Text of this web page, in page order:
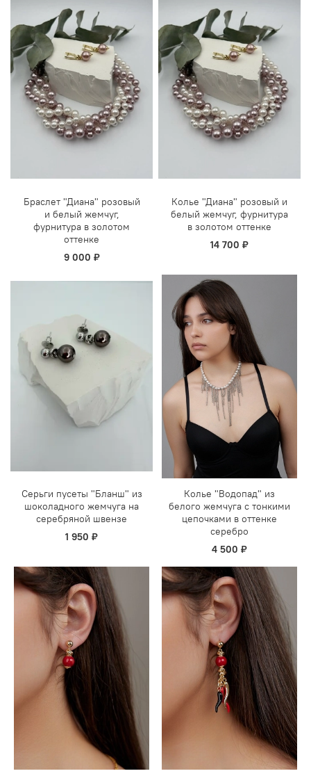
Браслет "Диана" розовый
и белый жемчуг,
фурнитура в золотом
оттенке
9 000 ₽
Колье "Диана" розовый и
белый жемчуг, фурнитура
в золотом оттенке
14 700 ₽
Серьги пусеты "Бланш" из
шоколадного жемчуга на
серебряной швензе
1 950 ₽
Колье "Водопад" из
белого жемчуга с тонкими
цепочками в оттенке
серебро
4 500 ₽